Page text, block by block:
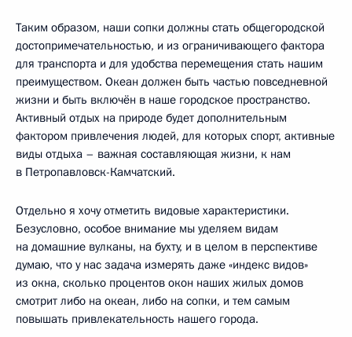
Таким образом, наши сопки должны стать общегородской
достопримечательностью, и из ограничивающего фактора
для транспорта и для удобства перемещения стать нашим
преимуществом. Океан должен быть частью повседневной
жизни и быть включён в наше городское пространство.
Активный отдых на природе будет дополнительным
фактором привлечения людей, для которых спорт, активные
виды отдыха – важная составляющая жизни, к нам
в Петропавловск-Камчатский.
Отдельно я хочу отметить видовые характеристики.
Безусловно, особое внимание мы уделяем видам
на домашние вулканы, на бухту, и в целом в перспективе
думаю, что у нас задача измерять даже «индекс видов»
из окна, сколько процентов окон наших жилых домов
смотрит либо на океан, либо на сопки, и тем самым
повышать привлекательность нашего города.